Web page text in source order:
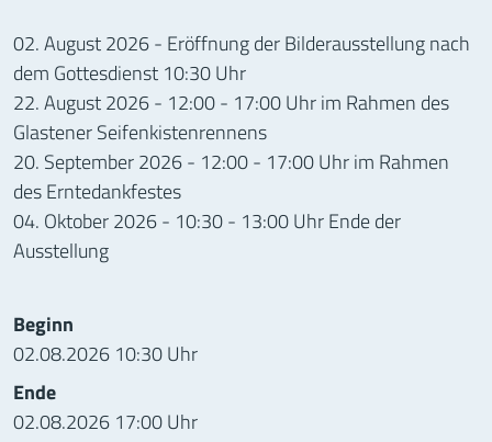
02. August 2026 - Eröffnung der Bilderausstellung nach
dem Gottesdienst 10:30 Uhr
22. August 2026 - 12:00 - 17:00 Uhr im Rahmen des
Glastener Seifenkistenrennens
20. September 2026 - 12:00 - 17:00 Uhr im Rahmen
des Erntedankfestes
04. Oktober 2026 - 10:30 - 13:00 Uhr Ende der
Ausstellung
Informationen zur Veranstaltung
Beginn
02.08.2026 10:30 Uhr
Ende
02.08.2026 17:00 Uhr